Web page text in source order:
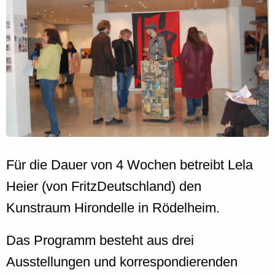
Für die Dauer von 4 Wochen betreibt Lela
Heier (von FritzDeutschland) den
Kunstraum Hirondelle in Rödelheim.
Das Programm besteht aus drei
Ausstellungen und korrespondierenden